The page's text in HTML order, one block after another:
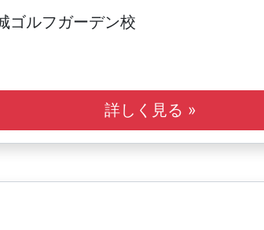
ゴルフガーデン校
詳しく見る »